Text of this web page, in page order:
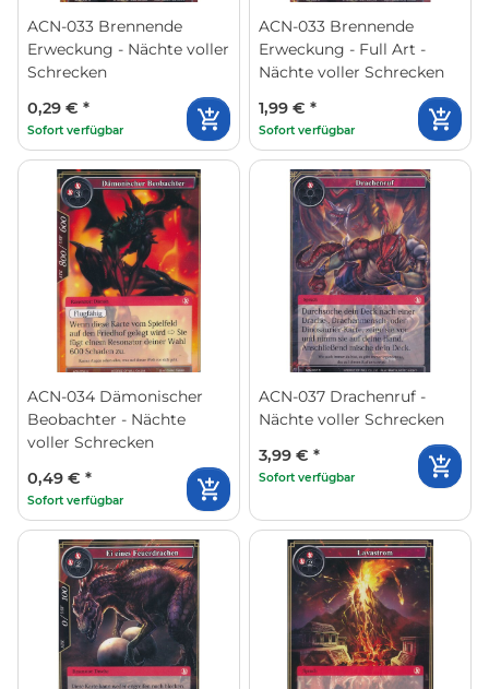
ACN-033 Brennende
Erweckung - Nächte voller
Schrecken
0,29 € *
Sofort verfügbar
ACN-033 Brennende
Erweckung - Full Art -
Nächte voller Schrecken
1,99 € *
Sofort verfügbar
ACN-034 Dämonischer
Beobachter - Nächte
voller Schrecken
0,49 € *
Sofort verfügbar
ACN-037 Drachenruf -
Nächte voller Schrecken
3,99 € *
Sofort verfügbar